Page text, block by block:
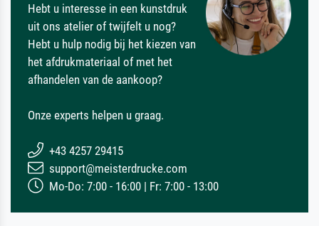
Hebt u interesse in een kunstdruk
uit ons atelier of twijfelt u nog?
Hebt u hulp nodig bij het kiezen van
het afdrukmateriaal of met het
afhandelen van de aankoop?
Onze experts helpen u graag.
+43 4257 29415
support@meisterdrucke.com
Mo-Do: 7:00 - 16:00 | Fr: 7:00 - 13:00